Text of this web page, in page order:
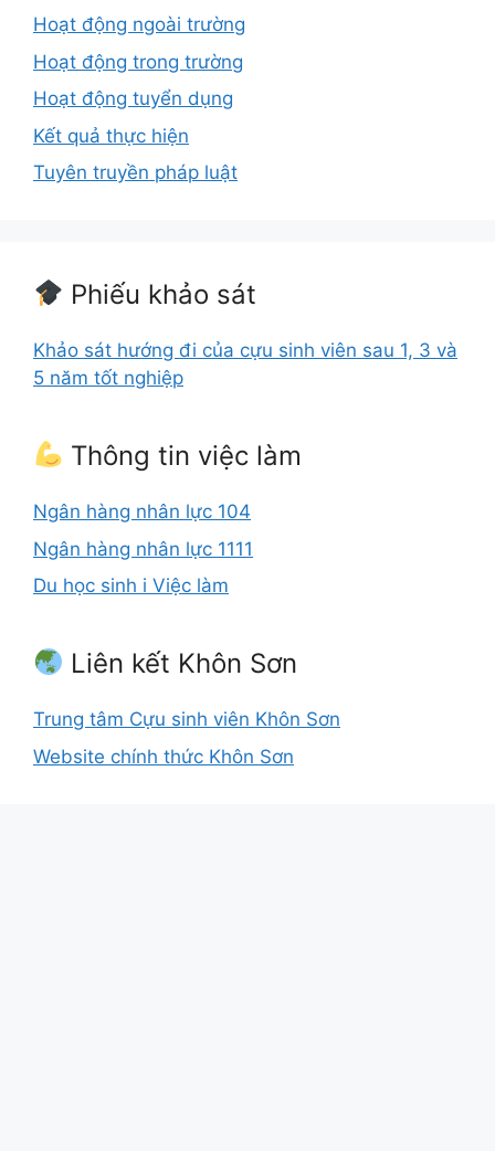
Hoạt động ngoài trường
Hoạt động trong trường
Hoạt động tuyển dụng
Kết quả thực hiện
Tuyên truyền pháp luật
Phiếu khảo sát
Khảo sát hướng đi của cựu sinh viên sau 1, 3 và
5 năm tốt nghiệp
Thông tin việc làm
Ngân hàng nhân lực 104
Ngân hàng nhân lực 1111
Du học sinh i Việc làm
Liên kết Khôn Sơn
Trung tâm Cựu sinh viên Khôn Sơn
Website chính thức Khôn Sơn